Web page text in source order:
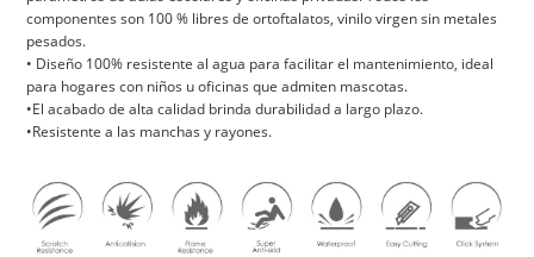
componentes son 100 % libres de ortoftalatos, vinilo virgen sin metales
pesados.
• Diseño 100% resistente al agua para facilitar el mantenimiento, ideal
para hogares con niños u oficinas que admiten mascotas.
•El acabado de alta calidad brinda durabilidad a largo plazo.
•Resistente a las manchas y rayones.